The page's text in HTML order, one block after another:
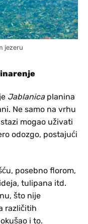
jezeru
Jablanicaplanina
Ne samo na vrhu
mogao uživati
odozgo, postajući
posebno florom,
tulipana itd.
što nije
različitih
i to.